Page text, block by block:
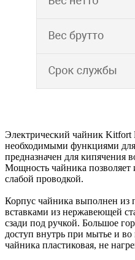
Электрический чайник
необходимыми функциями
предназначен для кипячения
Мощность чайника позволяет
слабой проводкой.
Корпус чайника выполнен из
вставками из нержавеющей
сзади под ручкой. Большое
доступ внутрь при мытье и
чайника пластиковая, не